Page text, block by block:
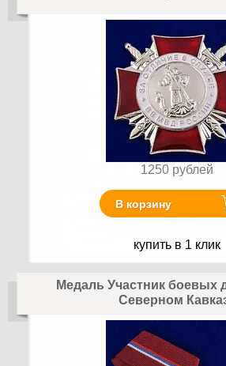
1250 рублей
В корзину
купить в 1 клик
Медаль Участник боевых
Северном